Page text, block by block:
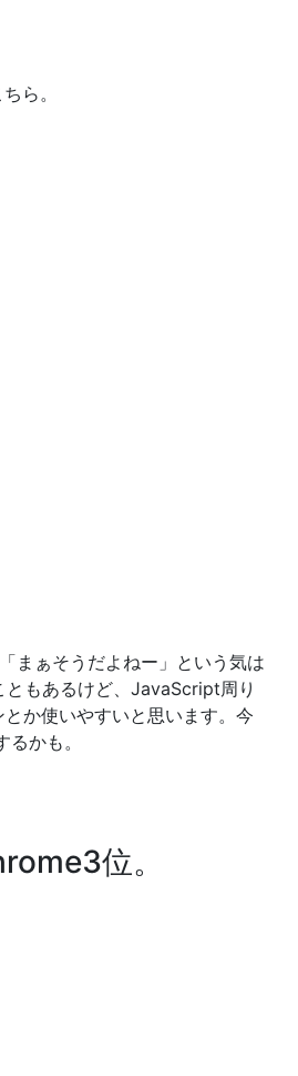
ら。
まぁそうだよねー」という気は
もあるけど、JavaScript周り
か使いやすいと思います。今
かも。
位。